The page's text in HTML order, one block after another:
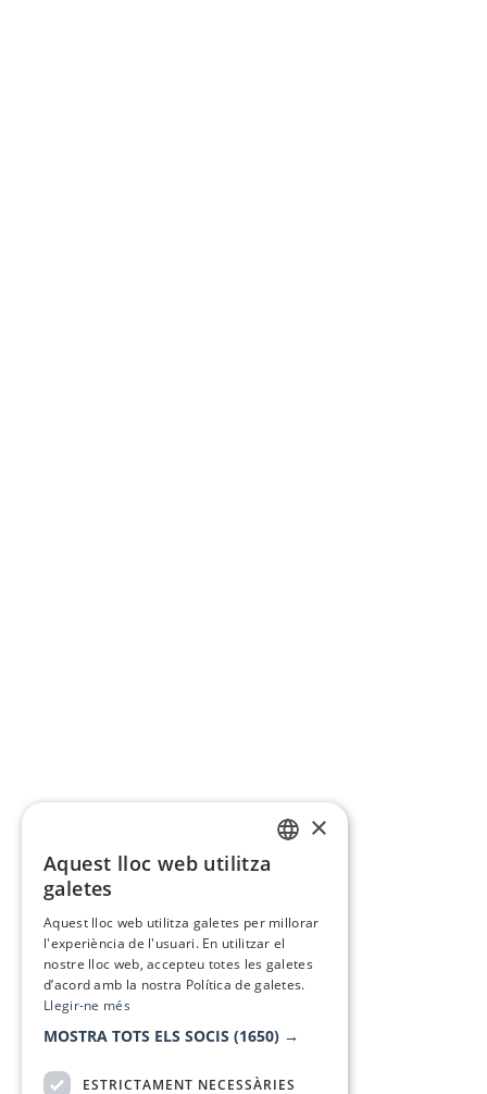
×
Aquest lloc web utilitza
galetes
Aquest lloc web utilitza galetes per millorar
l'experiència de l'usuari. En utilitzar el
nostre lloc web, accepteu totes les galetes
d’acord amb la nostra Política de galetes.
Llegir-ne més
MOSTRA TOTS ELS SOCIS (1650) →
ESTRICTAMENT NECESSÀRIES